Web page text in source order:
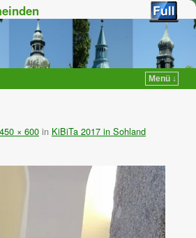
Menü ↓
450 × 600 in KiBiTa 2017 in Sohland